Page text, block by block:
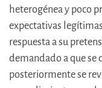
heterogénea y poco
expectativas
respuesta a su
demandado a que se
posteriormente se